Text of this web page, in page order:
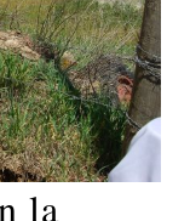
la